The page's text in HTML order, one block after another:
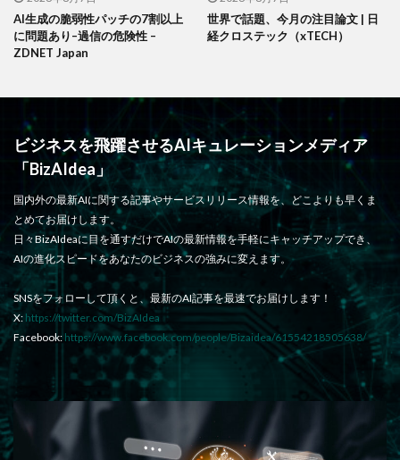
AI生成の脆弱性パッチの7割以上
に問題あり–過信の危険性 –
ZDNET Japan
世界で話題、今月の注目論文 | 日
経クロステック（xTECH）
ビジネスを飛躍させるAIキュレーションメディア
「BizAIdea」
国内外の最新AIに関する記事やサービスリリース情報を、どこよりも早くま
とめてお届けします。
日々BizAIdeaに目を通すだけでAIの最新情報を手軽にキャッチアップでき、
AIの進化スピードをあなたのビジネスの強みに変えます。
SNSをフォローして頂くと、最新のAI記事を最速でお届けします！
X: https://twitter.com/BizAIdea
Facebook: https://www.facebook.com/people/Bizaidea/61554218505638/